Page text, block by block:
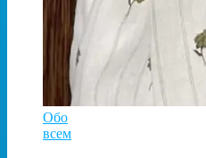
Обо
всем